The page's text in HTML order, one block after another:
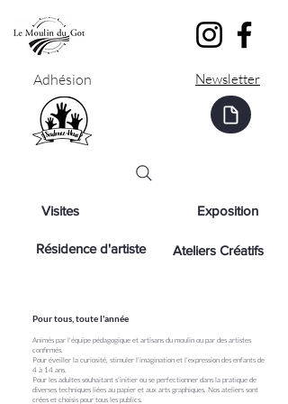
Adhésion Newsletter
Visites
Résidence d'artiste
Exposition
Ateliers Créatifs
Pour tous, toute l'année
Animés par l'équipe pédagogique et artisans du moulin ou par des artistes
confirmés.
Pour éveiller la curiosité, stimuler l'imagination et l'expression des enfants de
4 à 14 ans.
Pour les adultes souhaitant s'initier ou se perfectionner dans la pratique de
diverses techniques liées au papier et aux arts graphiques. Nos ateliers sont
crées et choisis pour tous les publics.